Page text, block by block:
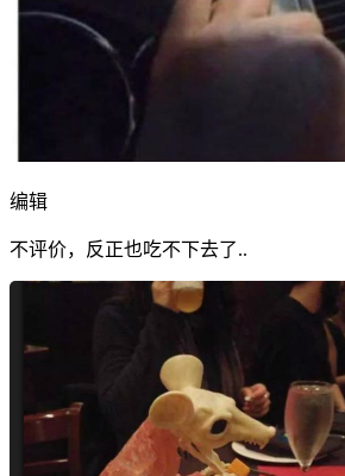
编辑
不评价，反正也吃不下去了..